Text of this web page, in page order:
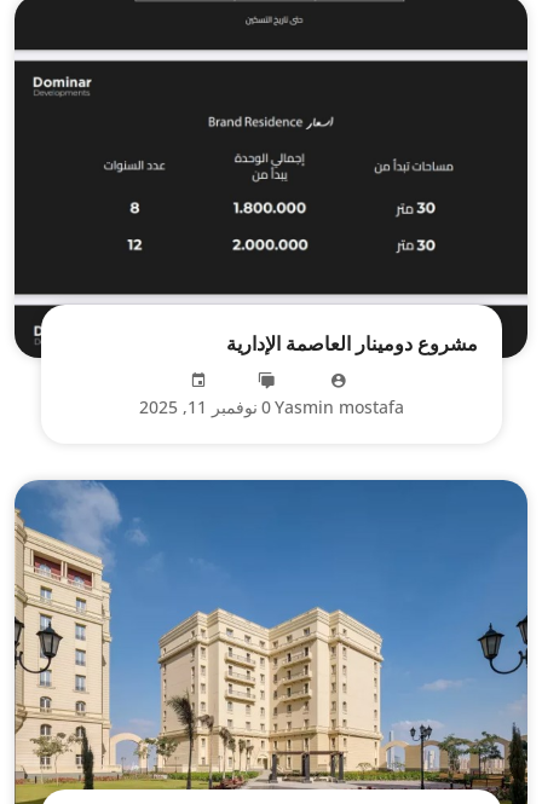
مشروع دومينار العاصمة الإدارية
Yasmin mostafa
0 نوفمبر 11, 2025